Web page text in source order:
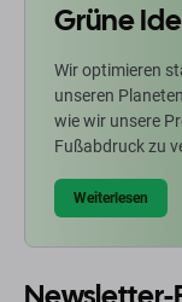
Grüne
Wir optimieren
unseren
wie wir unsere
Fußabdruck zu
Weiterlesen